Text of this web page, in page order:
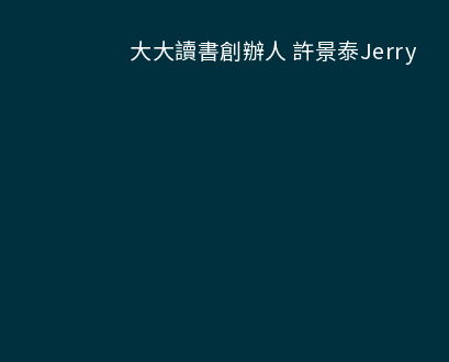
大大讀書創辦人 許景泰Jerry